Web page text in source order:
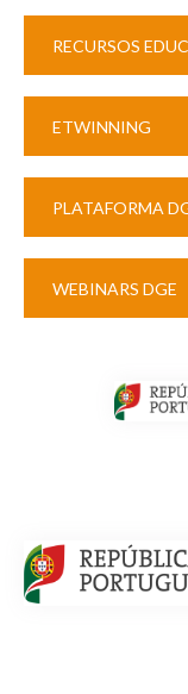
RECURSOS
ETWINNING
PLATAFORMA
WEBINARS DGE